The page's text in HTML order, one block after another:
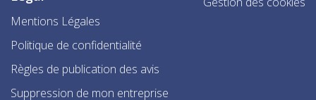
Mentions Légales
Politique de confidentialité
Règles de publication des avis
Suppression de mon entreprise